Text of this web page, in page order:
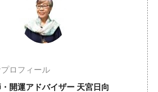
ロフィール
開運アドバイザー 天宮日向